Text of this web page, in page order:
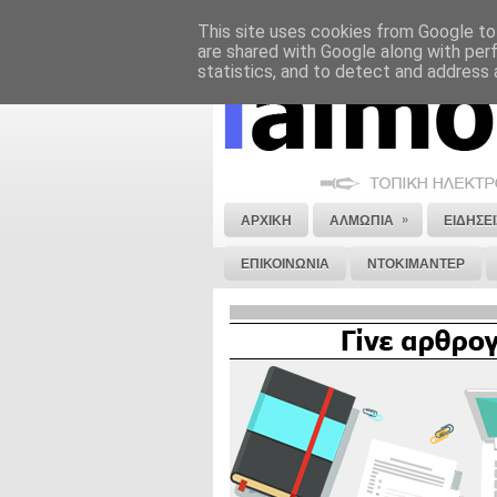
ΝΟΜΙΚΗ ΣΗΜΕΙΩΣΗ ΔΙΑΦΗΜΙΣΗ
ΑΡΧΙΚΗ ΑΛΜΩΠΙΑ »
ΕΠΙΚΟΙΝΩΝΙΑ ΝΤΟΚΙΜΑΝΤΕΡ
This site uses cookies from Google
are shared with Google along with
statistics, and to detect and address